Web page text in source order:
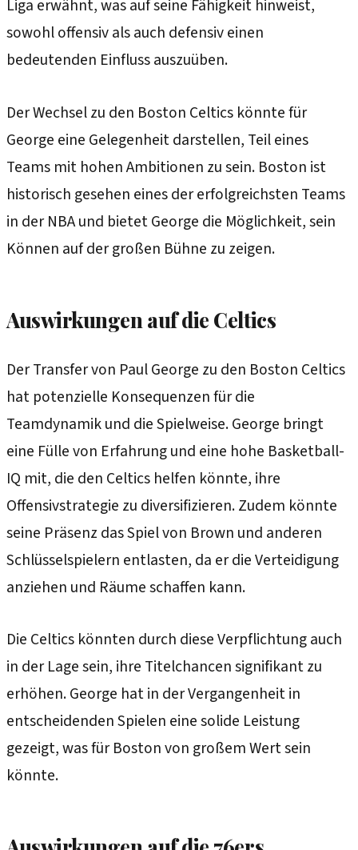
Liga erwähnt, was auf seine Fähigkeit hinweist,
sowohl offensiv als auch defensiv einen
bedeutenden Einfluss auszuüben.
Der Wechsel zu den Boston Celtics könnte für
George eine Gelegenheit darstellen, Teil eines
Teams mit hohen Ambitionen zu sein. Boston ist
historisch gesehen eines der erfolgreichsten Teams
in der NBA und bietet George die Möglichkeit, sein
Können auf der großen Bühne zu zeigen.
Auswirkungen auf die Celtics
Der Transfer von Paul George zu den Boston Celtics
hat potenzielle Konsequenzen für die
Teamdynamik und die Spielweise. George bringt
eine Fülle von Erfahrung und eine hohe Basketball-
IQ mit, die den Celtics helfen könnte, ihre
Offensivstrategie zu diversifizieren. Zudem könnte
seine Präsenz das Spiel von Brown und anderen
Schlüsselspielern entlasten, da er die Verteidigung
anziehen und Räume schaffen kann.
Die Celtics könnten durch diese Verpflichtung auch
in der Lage sein, ihre Titelchancen signifikant zu
erhöhen. George hat in der Vergangenheit in
entscheidenden Spielen eine solide Leistung
gezeigt, was für Boston von großem Wert sein
könnte.